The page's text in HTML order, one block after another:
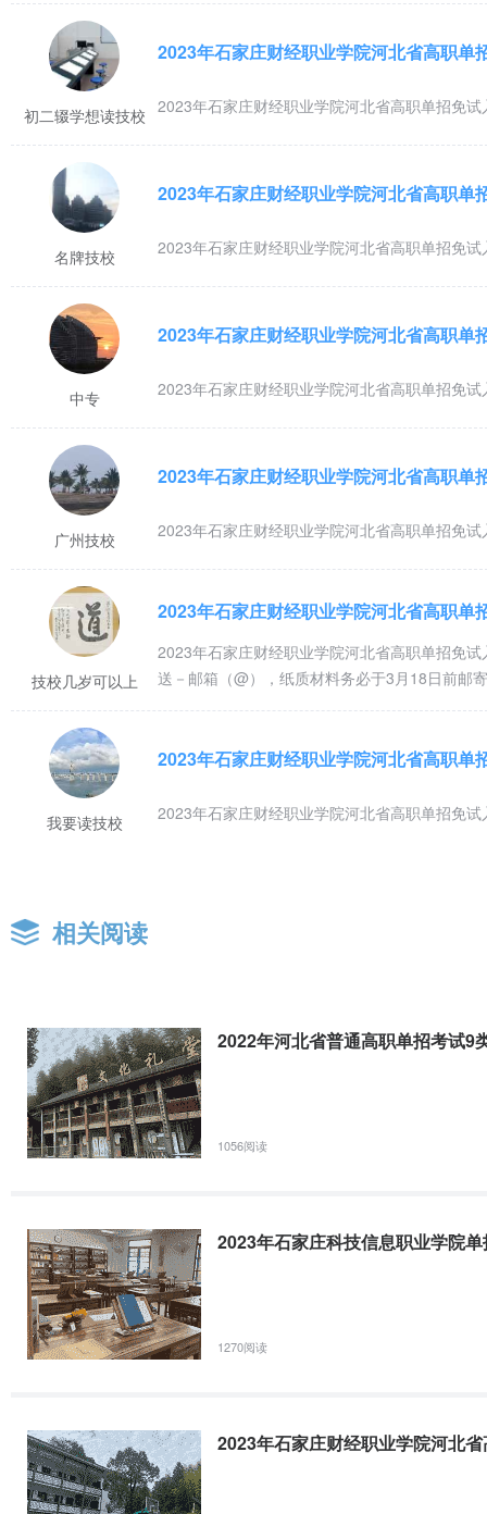
初二辍学想读技校
2023年石家庄财经职业学院河北省高职单
2023年石家庄财经职业学院河北省高职单招免
名牌技校
2023年石家庄财经职业学院河北省高职单
2023年石家庄财经职业学院河北省高职单招免
中专 2023年石家庄财经职业学院河北省高职单招免
广州技校
2023年石家庄财经职业学院河北省高职单
2023年石家庄财经职业学院河北省高职单招免
技校几岁可以上
2023年石家庄财经职业学院河北省高职单
2023年石家庄财经职业学院河北省高职单招免
送－邮箱（@），纸质材料务必于3月18日前邮
我要读技校
2023年石家庄财经职业学院河北省高职单
2023年石家庄财经职业学院河北省高职单招免
相关阅读
2022年河北省普通高职单招考试9
1056阅读
2023年石家庄科技信息职业学院
1270阅读
2023年石家庄财经职业学院河北